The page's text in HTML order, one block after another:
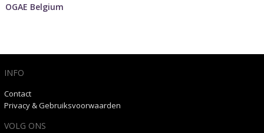
OGAE Belgium
INFO
Contact
Privacy & Gebruiksvoorwaarden
VOLG ONS